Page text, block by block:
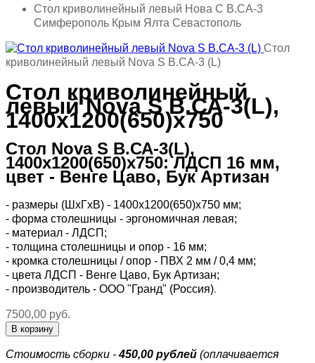
Стол криволинейный левый Нова С В.СА-3
Симферополь Крым Ялта Севастополь
Стол
криволинейный левый Nova S В.СА-3 (L)
Стол криволинейный
левый Nova S В.СА-3(L),
1400х1200(650)х750
Стол Nova S В.СА-3(L),
1400х1200(650)х750: ЛДСП 16 мм,
цвет - Венге Цаво, Бук Артизан
- размеры (ШхГхВ) - 1400х1200(650)х750 мм;
- форма столешницы - эргономичная левая;
- материал - ЛДСП;
- толщина столешницы и опор - 16 мм;
- кромка столешницы / опор - ПВХ 2 мм / 0,4 мм;
- цвета ЛДСП - Венге Цаво, Бук Артизан;
- производитель - ООО "Гранд" (Россия).
7500,00 руб.
Стоимость сборки -450,00 рублей (оплачивается